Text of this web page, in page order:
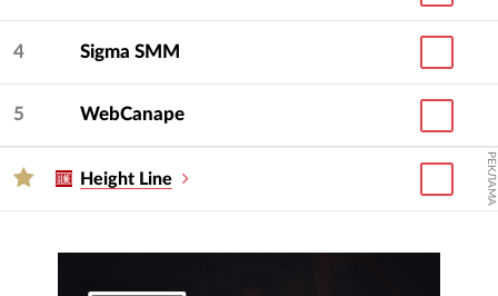
4 Sigma SMM
5 WebCanape
Height Line РЕКЛАМА